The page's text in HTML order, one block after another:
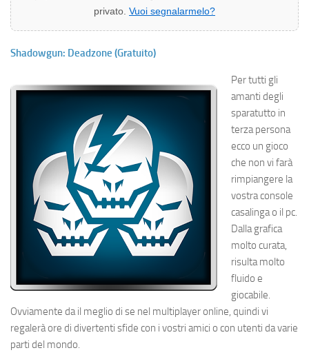
privato. Vuoi segnalarmelo?
Shadowgun: Deadzone (Gratuito)
Per tutti gli
amanti degli
sparatutto in
terza persona
ecco un gioco
che non vi farà
rimpiangere la
vostra console
casalinga o il pc.
Dalla grafica
molto curata,
risulta molto
fluido e
giocabile.
Ovviamente da il meglio di se nel multiplayer online, quindi vi
regalerà ore di divertenti sfide con i vostri amici o con utenti da varie
parti del mondo.